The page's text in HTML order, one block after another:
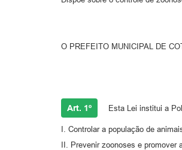
O PREFEITO MUNICIPAL DE
Art. 1º Esta Lei institui a
I. Controlar a população de
II. Prevenir zoonoses e promover